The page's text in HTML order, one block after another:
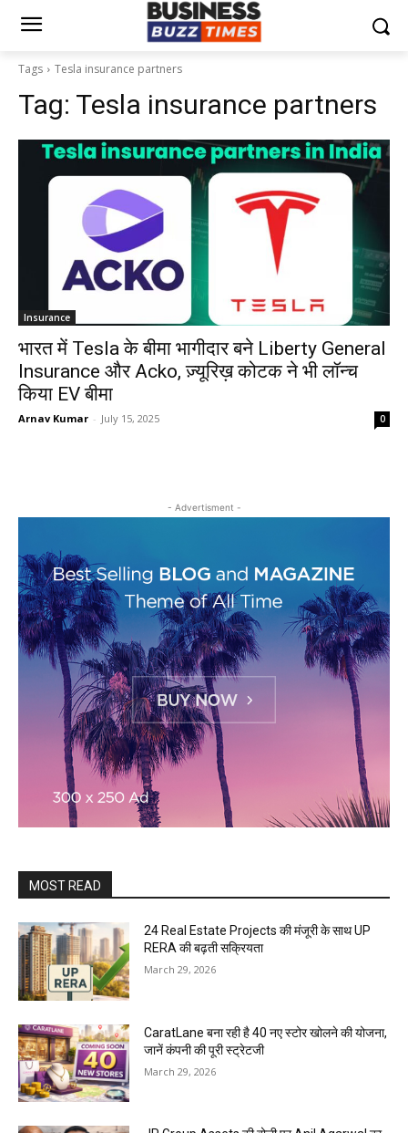
Tags Tesla insurance partners
Tag: Tesla insurance partners
Insurance
भारत में Tesla के बीमा भागीदार बने Liberty General
Insurance और Acko, ज़्यूरिख़ कोटक ने भी लॉन्च
किया EV बीमा
Arnav Kumar - July 15, 2025 0
- Advertisment -
MOST READ
24 Real Estate Projects की मंजूरी के साथ UP
RERA की बढ़ती सक्रियता
March 29, 2026
CaratLane बना रही है 40 नए स्टोर खोलने की योजना,
जानें कंपनी की पूरी स्ट्रेटजी
March 29, 2026